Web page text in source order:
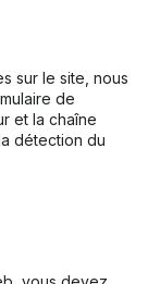
sur le site, nous
de
et la chaîne
détection du